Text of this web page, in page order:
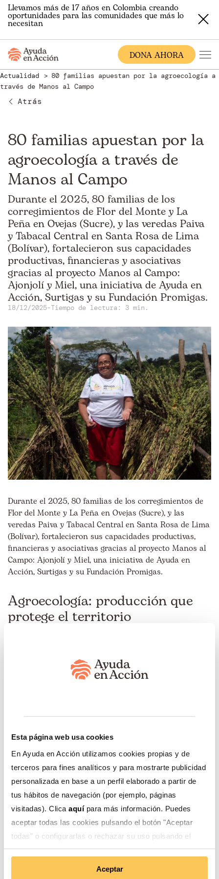
Esta página web usa cookies
En Ayuda en Acción utilizamos cookies propias y de
terceros para fines analíticos y para mostrarte publicidad
personalizada en base a un perfil elaborado a partir de
tus hábitos de navegación (por ejemplo, páginas
visitadas). Clica aquí para más información. Puedes
aceptar todas las cookies pulsando el botón "Aceptar
todas" o configurarlas o rechazar su uso pulsando el
botón "Configurar".
Aceptar
Llevamos más de 17 años en Colombia creando
oportunidades para las comunidades que más lo
necesitan
DONA AHORA
Actualidad
80 familias apuestan por la agroecología a
través de Manos al Campo
Atrás
80 familias apuestan por la
agroecología a través de
Manos al Campo
Durante el 2025, 80 familias de los
corregimientos de Flor del Monte y La
Peña en Ovejas (Sucre), y las veredas Paiva
y Tabacal Central en Santa Rosa de Lima
(Bolívar), fortalecieron sus capacidades
productivas, financieras y asociativas
gracias al proyecto Manos al Campo:
Ajonjolí y Miel, una iniciativa de Ayuda en
Acción, Surtigas y su Fundación Promigas.
18/12/2025-Tiempo de lectura: 3 min.
Durante el 2025, 80 familias de los corregimientos de
Flor del Monte y La Peña en Ovejas (Sucre), y las
veredas Paiva y Tabacal Central en Santa Rosa de Lima
(Bolívar), fortalecieron sus capacidades productivas,
financieras y asociativas gracias al proyecto Manos al
Campo: Ajonjolí y Miel, una iniciativa de Ayuda en
Acción, Surtigas y su Fundación Promigas.
Agroecología: producción que
protege el territorio
impulsó la siembra de 25 hectáreas de ajonjolí, la
instalación de cinco apiarios con 60 colmenas y la
transferencia de conocimientos técnicos, con el
productivas a través de la comercialización de los
proyecto.
Esta iniciativa representa un hito para la preservación
del bosque seco tropical en la región, ya que promueve
una producción de ajonjolí libre de agroquímicos,
basada en el uso de bioinsumos, y la polinización de los
cultivos y otras especies del ecosistema, fortaleciendo
la biodiversidad, la salud del suelo y la resiliencia
ambiental del territorio.
Organización comunitaria para